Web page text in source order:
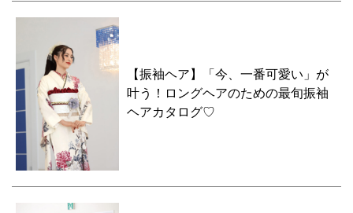
【振袖ヘア】「今、一番可愛い」が
叶う！ロングヘアのための最旬振袖
ヘアカタログ♡